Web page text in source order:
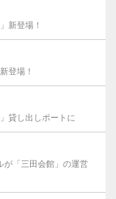
新登場！
登場！
貸し出しポートに
が「三田会館」の運営